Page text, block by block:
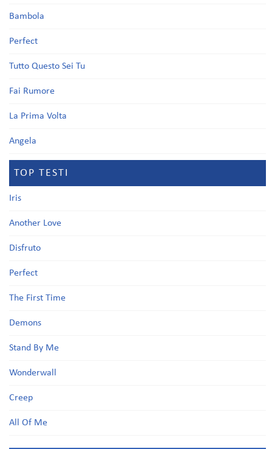
Bambola
Perfect
Tutto Questo Sei Tu
Fai Rumore
La Prima Volta
Angela
TOP TESTI
Iris
Another Love
Disfruto
Perfect
The First Time
Demons
Stand By Me
Wonderwall
Creep
All Of Me